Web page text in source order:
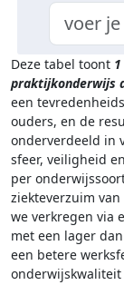
Deze tabel toont 1
praktijkonderwijs
een
ouders, en de
onderverdeeld in
sfeer, veiligheid
per
ziekteverzuim
we verkregen via
met een lager
een betere
onderwijskwaliteit